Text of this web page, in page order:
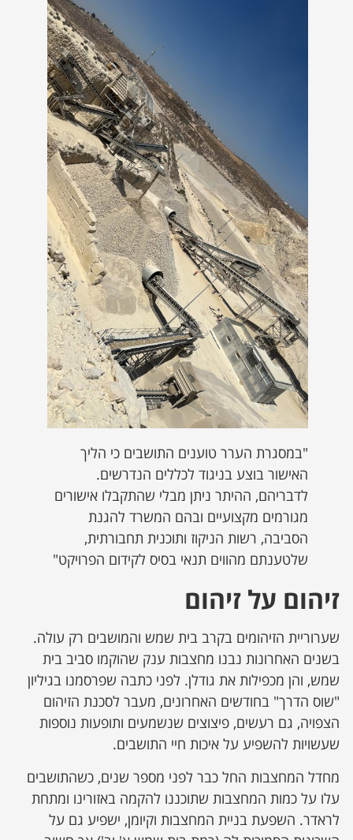
"במסגרת הערר טוענים התושבים כי הליך
האישור בוצע בניגוד לכללים הנדרשים.
לדבריהם, ההיתר ניתן מבלי שהתקבלו אישורים
מגורמים מקצועיים ובהם המשרד להגנת
הסביבה, רשות הניקוז ותוכנית תחבורתית,
שלטענתם מהווים תנאי בסיס לקידום הפרויקט"
זיהום על זיהום
שערוריית הזיהומים בקרב בית שמש והמושבים רק עולה.
בשנים האחרונות נבנו מחצבות ענק שהוקמו סביב בית
שמש, והן מכפילות את גודלן. לפני כתבה שפרסמנו בגיליון
"שוס הדרך" בחודשים האחרונים, מעבר לסכנת הזיהום
הצפויה, גם רעשים, פיצוצים שנשמעים ותופעות נוספות
שעשויות להשפיע על איכות חיי התושבים.
מחדל המחצבות החל כבר לפני מספר שנים, כשהתושבים
עלו על כמות המחצבות שתוכננו להקמה באזורינו ומתחת
לראדר. השפעת בניית המחצבות וקיומן, ישפיע גם על